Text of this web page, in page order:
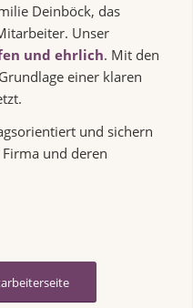
Deinböck, das
Unser
und ehrlich. Mit den
einer klaren
und sichern
und deren